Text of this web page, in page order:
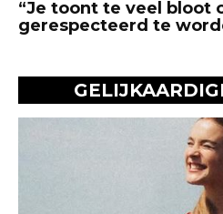
“Je toont te veel bloot
gerespecteerd te